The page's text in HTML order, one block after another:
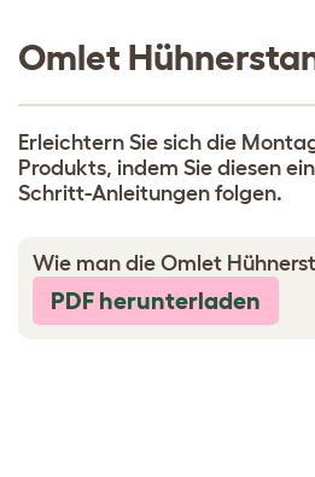
Omlet
Erleichtern Sie sich die
Produkts, indem Sie diesen
Schritt-Anleitungen folgen.
Wie man die Omlet
PDF herunterladen